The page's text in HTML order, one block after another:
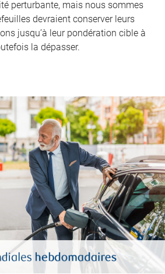
perturbante, mais nous sommes
devraient conserver leurs
jusqu’à leur pondération cible à
la dépasser.